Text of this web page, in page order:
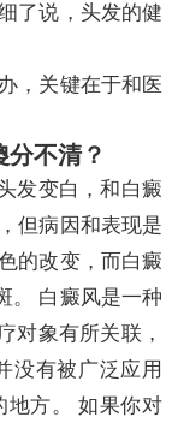
了说，头发的健
，关键在于和医
分不清？
发变白，和白癜
但病因和表现是
的改变，而白癜
。 白癜风是一种
对象有所关联，
没有被广泛应用
地方。 如果你对